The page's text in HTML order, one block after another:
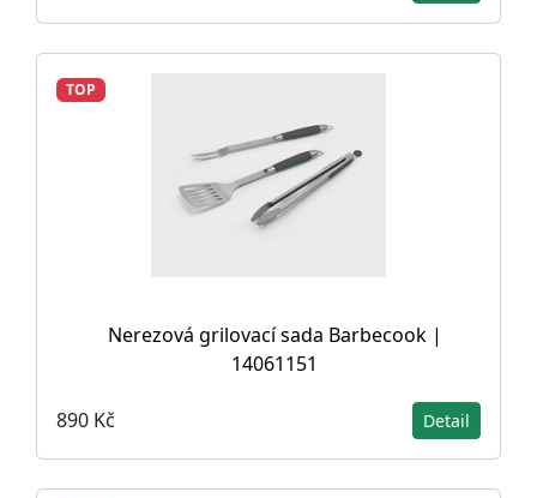
TOP
Nerezová grilovací sada Barbecook |
14061151
890 Kč Detail